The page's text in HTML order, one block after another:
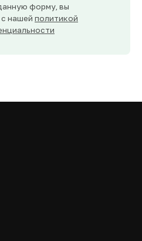
форму, вы
нашей политикой